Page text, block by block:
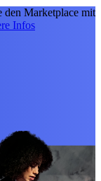
den Marketplace mit
Infos